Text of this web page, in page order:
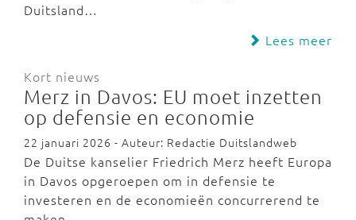
Duitsland…
Lees meer
Kort nieuws
Merz in Davos: EU moet inzetten
op defensie en economie
22 januari 2026 - Auteur: Redactie Duitslandweb
De Duitse kanselier Friedrich Merz heeft Europa
in Davos opgeroepen om in defensie te
investeren en de economieën concurrerend te